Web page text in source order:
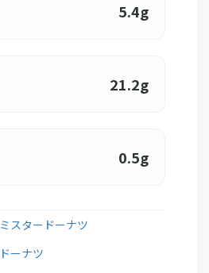
5.4g
21.2g
0.5g
ミスタードーナツ
ドーナツ